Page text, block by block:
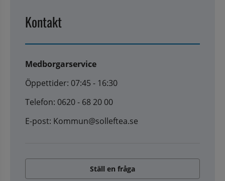
Kontakt
Medborgarservice
Öppettider: 07:45 - 16:30
Telefon: 0620 - 68 20 00
E-post: Kommun@solleftea.se
Ställ en fråga